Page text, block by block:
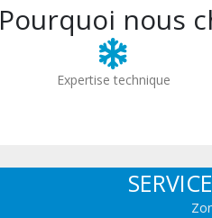
Pourquoi nous
Expertise technique